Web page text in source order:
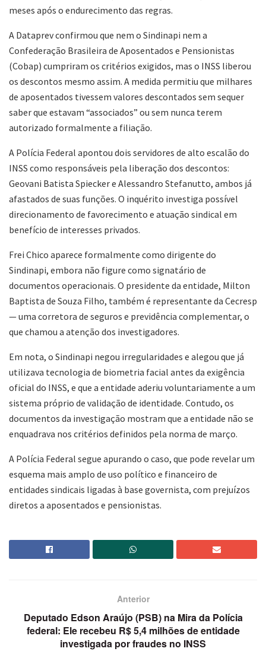
meses após o endurecimento das regras.
A Dataprev confirmou que nem o Sindinapi nem a
Confederação Brasileira de Aposentados e Pensionistas
(Cobap) cumpriram os critérios exigidos, mas o INSS liberou
os descontos mesmo assim. A medida permitiu que milhares
de aposentados tivessem valores descontados sem sequer
saber que estavam “associados” ou sem nunca terem
autorizado formalmente a filiação.
A Polícia Federal apontou dois servidores de alto escalão do
INSS como responsáveis pela liberação dos descontos:
Geovani Batista Spiecker e Alessandro Stefanutto, ambos já
afastados de suas funções. O inquérito investiga possível
direcionamento de favorecimento e atuação sindical em
benefício de interesses privados.
Frei Chico aparece formalmente como dirigente do
Sindinapi, embora não figure como signatário de
documentos operacionais. O presidente da entidade, Milton
Baptista de Souza Filho, também é representante da Cecresp
— uma corretora de seguros e previdência complementar, o
que chamou a atenção dos investigadores.
Em nota, o Sindinapi negou irregularidades e alegou que já
utilizava tecnologia de biometria facial antes da exigência
oficial do INSS, e que a entidade aderiu voluntariamente a um
sistema próprio de validação de identidade. Contudo, os
documentos da investigação mostram que a entidade não se
enquadrava nos critérios definidos pela norma de março.
A Polícia Federal segue apurando o caso, que pode revelar um
esquema mais amplo de uso político e financeiro de
entidades sindicais ligadas à base governista, com prejuízos
diretos a aposentados e pensionistas.
Anterior
Deputado Edson Araújo (PSB) na Mira da Polícia
federal: Ele recebeu R$ 5,4 milhões de entidade
investigada por fraudes no INSS